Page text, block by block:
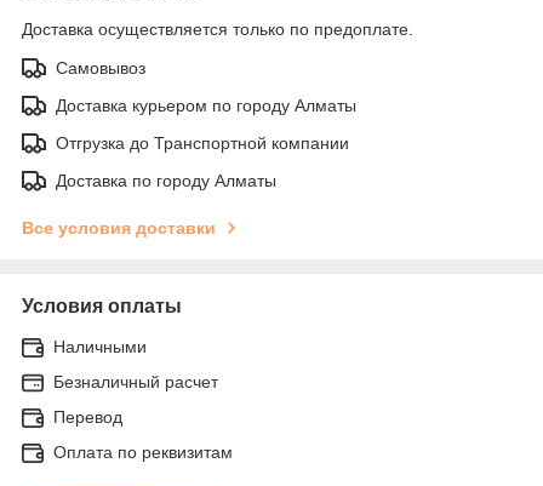
Доставка осуществляется только по предоплате.
Самовывоз
Доставка курьером по городу Алматы
Отгрузка до Транспортной компании
Доставка по городу Алматы
Все условия доставки
Условия оплаты
Наличными
Безналичный расчет
Перевод
Оплата по реквизитам